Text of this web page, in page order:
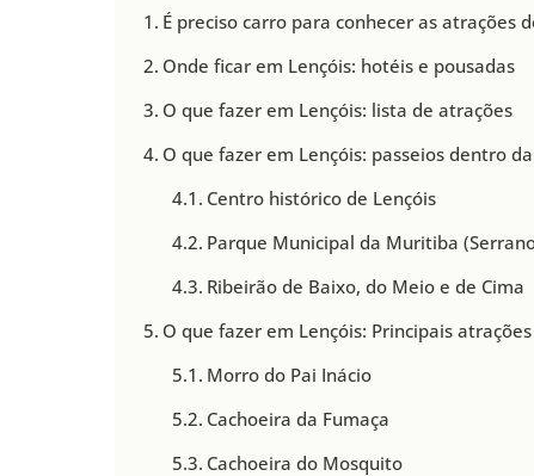
É preciso carro para conhecer as atrações
Onde ficar em Lençóis: hotéis e pousadas
O que fazer em Lençóis: lista de atrações
O que fazer em Lençóis: passeios dentro
Centro histórico de Lençóis
Parque Municipal da Muritiba
Ribeirão de Baixo, do Meio e de Cima
O que fazer em Lençóis: Principais
Morro do Pai Inácio
Cachoeira da Fumaça
Cachoeira do Mosquito